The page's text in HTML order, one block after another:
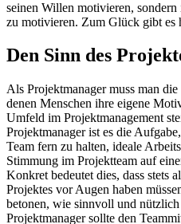
seinen Willen motivieren,
zu motivieren. Zum Glück gibt es
Den Sinn des
Als Projektmanager muss man
denen Menschen ihre eigene
Umfeld im Projektmanagement
Projektmanager ist es die
Team fern zu halten, ideale
Stimmung im Projektteam auf
Konkret bedeutet dies, dass stets
Projektes vor Augen haben
betonen, wie sinnvoll und
Projektmanager sollte den